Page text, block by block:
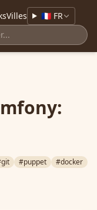
Villes 🇫🇷 FR
#puppet
#docker